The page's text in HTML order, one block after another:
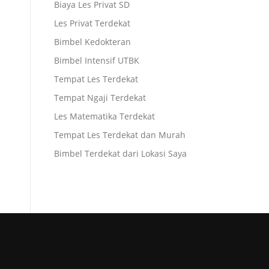
Biaya Les Privat SD
Les Privat Terdekat
Bimbel Kedokteran
Bimbel Intensif UTBK
Tempat Les Terdekat
Tempat Ngaji Terdekat
Les Matematika Terdekat
Tempat Les Terdekat dan Murah
Bimbel Terdekat dari Lokasi Saya